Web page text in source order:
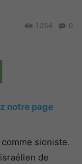
0
1054
notre page
sioniste.
de